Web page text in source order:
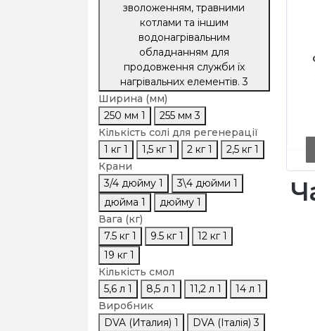
зволоженням, травними
котлами та іншим
водонагрівальним
обладнанням для
продовження служби їх
нагрівальних елементів. 3
Ширина (мм)
250 мм 1 255 мм 3
Кількість солі для регенерації
1 кг 1 1,5 кг 1 2 кг 1 2,5 кг 1
Крани
3/4 дюйму 1 3\4 дюйми 1
дюйма 1 дюйму 1
Вага (кг)
7.5 кг 1 9.5 кг 1 12 кг 1
19 кг 1
Кількість смол
5,6 л 1 8,5 л 1 11,2 л 1 14 л 1
Виробник
DVA (Италия) 1 DVA (Італія) 3